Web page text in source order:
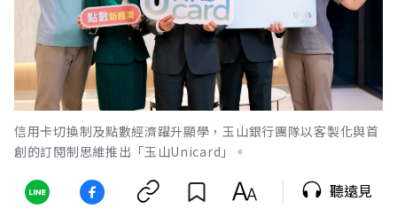
信用卡切換制及點數經濟躍升顯學，玉山銀行團隊以客製化與首
創的訂閱制思維推出「玉山Unicard」。
聽遠見